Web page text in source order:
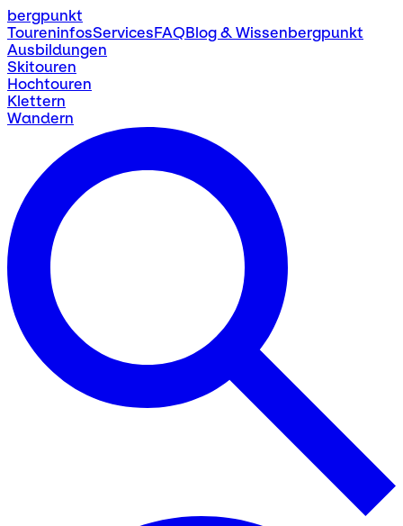
bergpunkt
ToureninfosServicesFAQBlog & Wissenbergpunkt
Ausbildungen
Skitouren
Hochtouren
Klettern
Wandern